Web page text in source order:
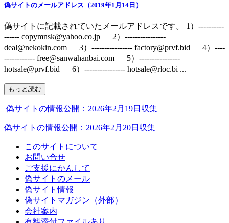
偽サイトのメールアドレス（2019年1月14日）
偽サイトに記載されていたメールアドレスです。 1）----------
------ copymnsk@yahoo.co.jp 2）----------------
deal@nekokin.com 3）---------------- factory@prvf.bid 4）----
------------ free@sanwahanbai.com 5）----------------
hotsale@prvf.bid 6）---------------- hotsale@rloc.bi ...
もっと読む
偽サイトの情報公開：2026年2月19日収集
偽サイトの情報公開：2026年2月20日収集
このサイトについて
お問い合せ
ご支援にかんして
偽サイトのメール
偽サイト情報
偽サイトマガジン（外部）
会社案内